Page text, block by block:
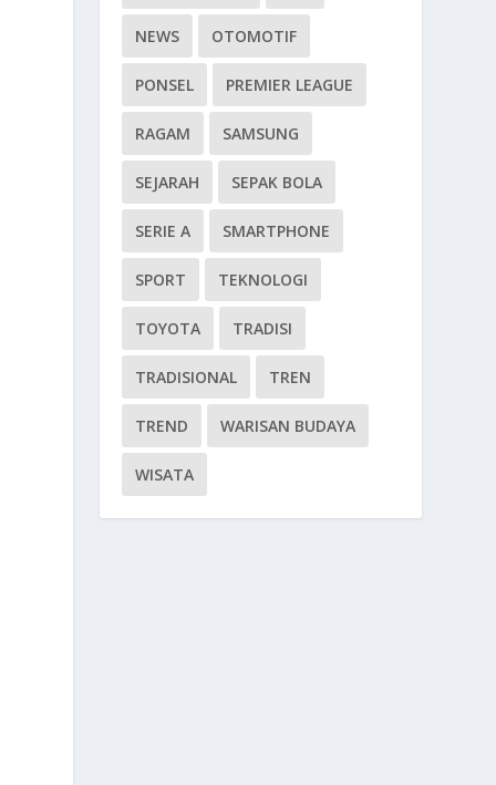
NEWS OTOMOTIF
PONSEL PREMIER LEAGUE
RAGAM SAMSUNG
SEJARAH SEPAK BOLA
SERIE A SMARTPHONE
SPORT TEKNOLOGI
TOYOTA TRADISI
TRADISIONAL TREN
TREND WARISAN BUDAYA
WISATA